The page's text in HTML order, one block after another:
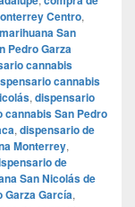
Centro,
San
Pedro Garza
cannabis
cannabis
, dispensario
cannabis San Pedro
, dispensario de
Monterrey,
de
San Nicolás de
Garza García,